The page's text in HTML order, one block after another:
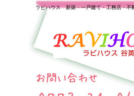
ラビハウス 新築・一戸建て・工務店・不